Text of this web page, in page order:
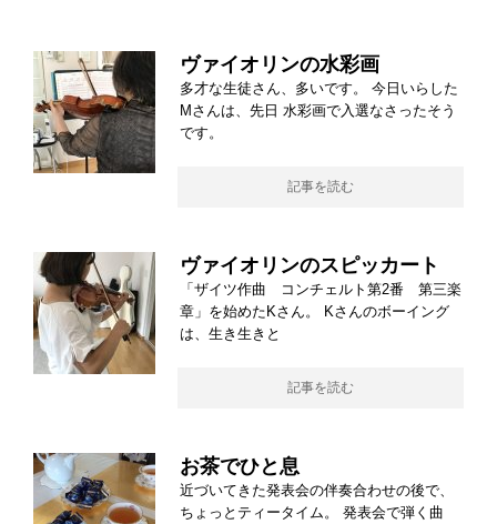
ヴァイオリンの水彩画
多才な生徒さん、多いです。 今日いらした
Mさんは、先日 水彩画で入選なさったそう
です。
記事を読む
ヴァイオリンのスピッカート
「ザイツ作曲 コンチェルト第2番 第三楽
章」を始めたKさん。 Kさんのボーイング
は、生き生きと
記事を読む
お茶でひと息
近づいてきた発表会の伴奏合わせの後で、
ちょっとティータイム。 発表会で弾く曲